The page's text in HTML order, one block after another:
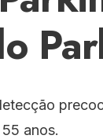
anos.